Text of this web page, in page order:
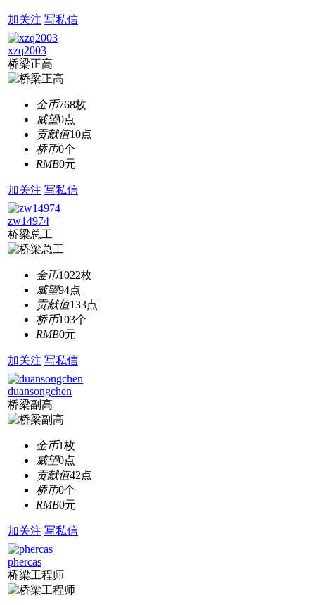
加关注 写私信
xzq2003
桥梁正高
金币768枚
威望0点
贡献值10点
桥币0个
RMB0元
加关注 写私信
zw14974
桥梁总工
金币1022枚
威望94点
贡献值133点
桥币103个
RMB0元
加关注 写私信
duansongchen
桥梁副高
金币1枚
威望0点
贡献值42点
桥币0个
RMB0元
加关注 写私信
phercas
桥梁工程师